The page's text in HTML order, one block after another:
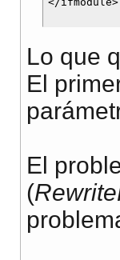
Lo que
El
El
(